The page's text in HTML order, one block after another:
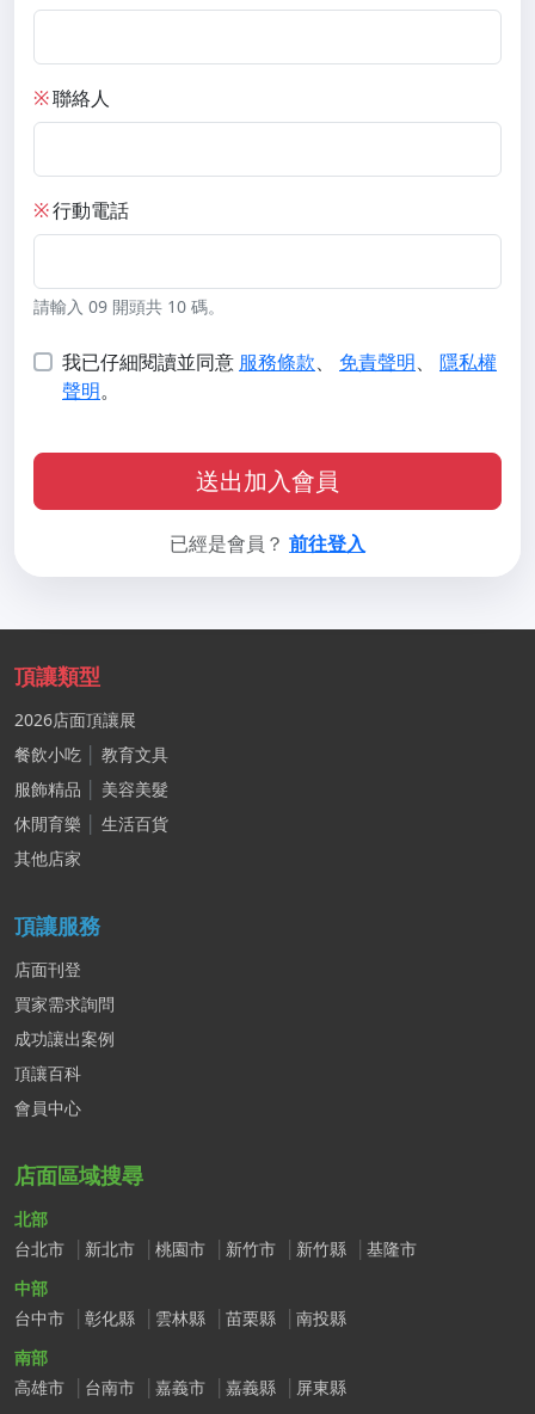
※聯絡人
※行動電話
請輸入 09 開頭共 10 碼。
我已仔細閱讀並同意 服務條款、 免責聲明、 隱私權
聲明。
送出加入會員
已經是會員？ 前往登入
頂讓類型
2026店面頂讓展
餐飲小吃
教育文具
服飾精品
美容美髮
休閒育樂
生活百貨
其他店家
頂讓服務
店面刊登
買家需求詢問
成功讓出案例
頂讓百科
會員中心
店面區域搜尋
北部
台北市
新北市 桃園市 新竹市 新竹縣
基隆市
中部
台中市
彰化縣 雲林縣 苗栗縣
南投縣
南部
高雄市
台南市 嘉義市 嘉義縣 屏東縣